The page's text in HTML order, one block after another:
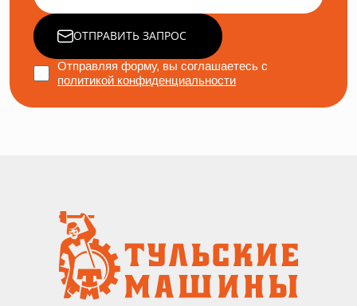
ОТПРАВИТЬ ЗАПРОС
Отправляя форму, вы соглашаетесь с
политикой конфиденциальности